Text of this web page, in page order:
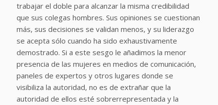
trabajar el doble para alcanzar la misma credibilidad
que sus colegas hombres. Sus opiniones se cuestionan
más, sus decisiones se validan menos, y su liderazgo
se acepta sólo cuando ha sido exhaustivamente
demostrado. Si a este sesgo le añadimos la menor
presencia de las mujeres en medios de comunicación,
paneles de expertos y otros lugares donde se
visibiliza la autoridad, no es de extrañar que la
autoridad de ellos esté sobrerrepresentada y la